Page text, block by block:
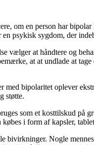
om en person har
psykisk sygdom, der
at håndtere og
at at undlade at
med bipolaritet oplever
støtte.
som et kosttilskud på
i form af kapsler,
Nogle